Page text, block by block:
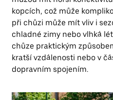
kopcích, což může
při chůzi může mít vliv i
chladné zimy nebo vlhká
chůze praktickým
kratší vzdálenosti nebo v
dopravním spojením.